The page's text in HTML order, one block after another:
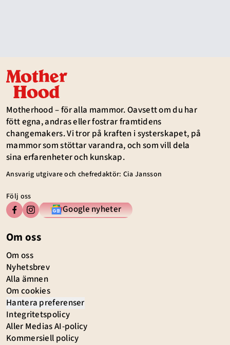
Motherhood – för alla mammor. Oavsett om du har
fött egna, andras eller fostrar framtidens
changemakers. Vi tror på kraften i systerskapet, på
mammor som stöttar varandra, och som vill dela
sina erfarenheter och kunskap.
Ansvarig utgivare och chefredaktör: Cia Jansson
Följ oss
Google nyheter
Om oss
Om oss
Nyhetsbrev
Alla ämnen
Om cookies
Hantera preferenser
Integritetspolicy
Aller Medias AI-policy
Kommersiell policy